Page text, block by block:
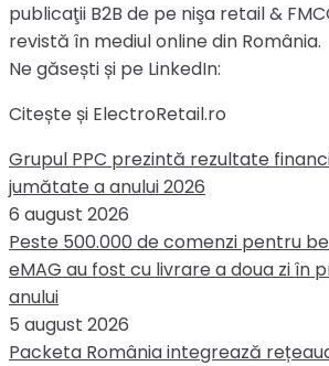
publicaţii B2B de pe nişa retail &
revistă în mediul online din România.
Ne găsești și pe LinkedIn:
Citește și ElectroRetail.ro
Grupul PPC prezintă rezultate
jumătate a anului 2026
6 august 2026
Peste 500.000 de comenzi pentru
eMAG au fost cu livrare a doua zi în
anului
5 august 2026
Packeta România integrează